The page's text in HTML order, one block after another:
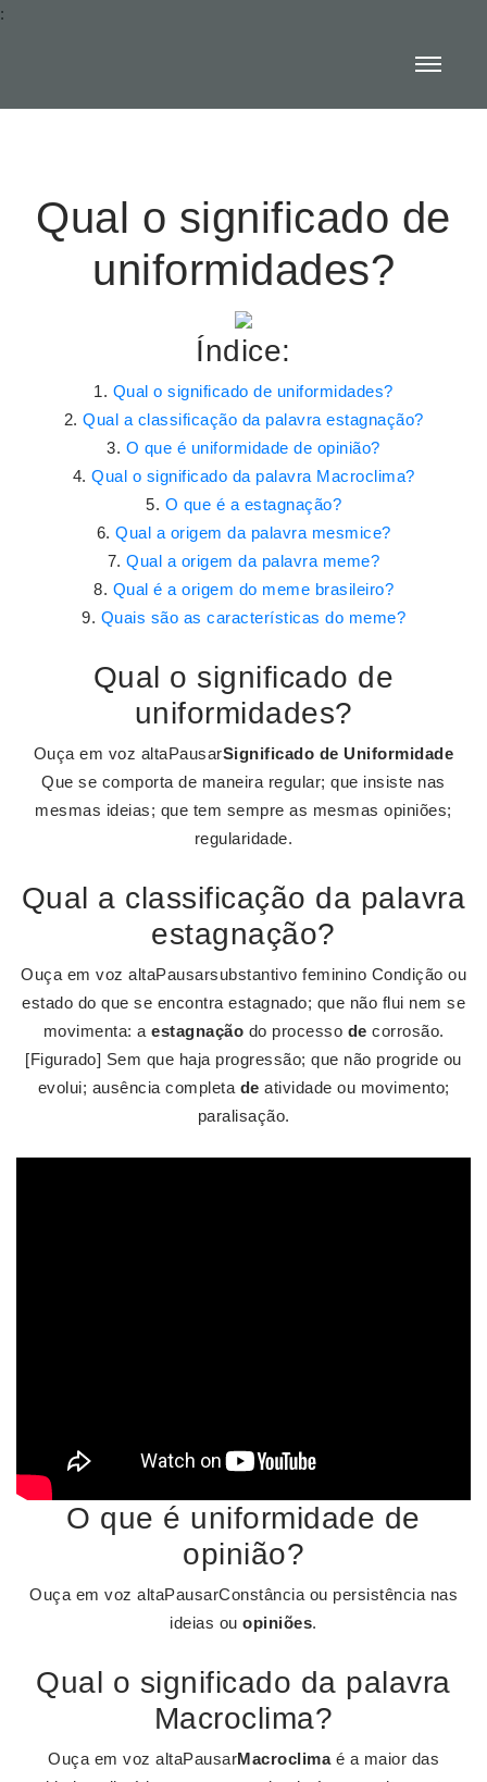
:
Qual o significado de
uniformidades?
Índice:
Qual o significado de uniformidades?
Qual a classificação da palavra estagnação?
O que é uniformidade de opinião?
Qual o significado da palavra Macroclima?
O que é a estagnação?
Qual a origem da palavra mesmice?
Qual a origem da palavra meme?
Qual é a origem do meme brasileiro?
Quais são as características do meme?
Qual o significado de
uniformidades?
Ouça em voz altaPausarSignificado de Uniformidade
Que se comporta de maneira regular; que insiste nas
mesmas ideias; que tem sempre as mesmas opiniões;
regularidade.
Qual a classificação da palavra
estagnação?
Ouça em voz altaPausarsubstantivo feminino Condição ou
estado do que se encontra estagnado; que não flui nem se
movimenta: a estagnação do processo de corrosão.
[Figurado] Sem que haja progressão; que não progride ou
evolui; ausência completa de atividade ou movimento;
paralisação.
O que é uniformidade de
opinião?
Ouça em voz altaPausarConstância ou persistência nas
ideias ouopiniões.
Qual o significado da palavra
Macroclima?
Ouça em voz altaPausarMacroclimaé a maior das